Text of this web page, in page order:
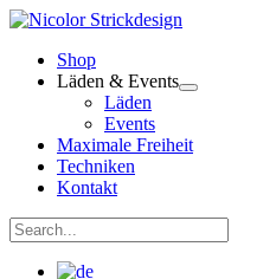
Zum
springenShop
Läden & Events
Läden
Events
Maximale Freiheit
Techniken
Kontakt
Suchen
nach: